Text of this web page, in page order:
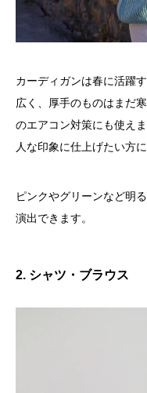
カーディガンは春に活躍
広く、厚手のものはまだ
のエアコン対策にも使え
人な印象に仕上げたい方
ピンクやグリーンなど明
演出できます。
2. シャツ・ブラウス